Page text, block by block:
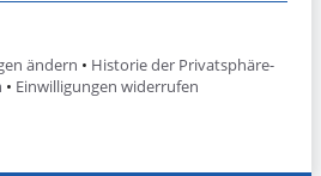
ändern • Historie der Privatsphäre-
• Einwilligungen widerrufen